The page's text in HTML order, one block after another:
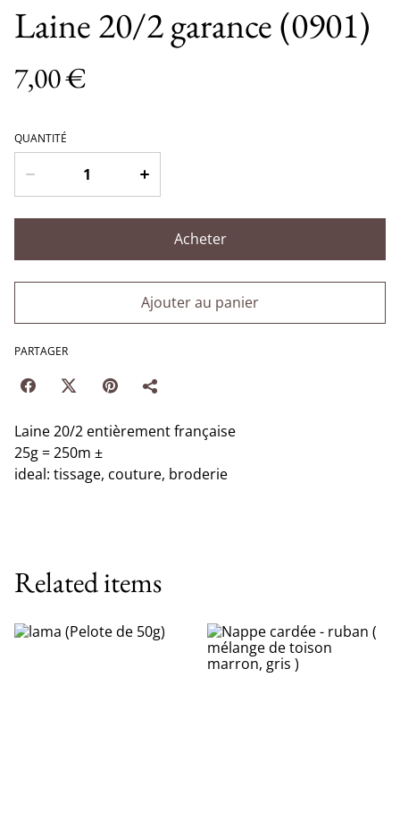
Laine 20/2 garance (0901)
7,00 €
QUANTITÉ
Acheter
Ajouter au panier
PARTAGER
Laine 20/2 entièrement française
25g = 250m ±
ideal: tissage, couture, broderie
Related items